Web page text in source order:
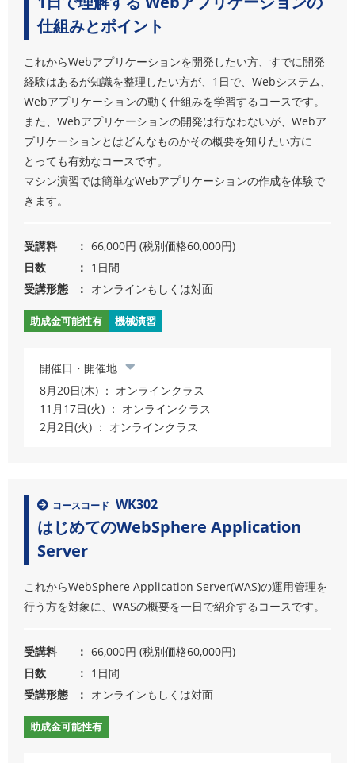
仕組みとポイント
これからWebアプリケーションを開発したい方、すでに開発
経験はあるが知識を整理したい方が、1日で、Webシステム、
Webアプリケーションの動く仕組みを学習するコースです。
また、Webアプリケーションの開発は行なわないが、Webア
プリケーションとはどんなものかその概要を知りたい方に
とっても有効なコースです。
マシン演習では簡単なWebアプリケーションの作成を体験で
きます。
受講料
66,000円 (税別価格60,000円)
日数
1日間
受講形態
オンラインもしくは対面
助成金可能性有 機械演習
開催日・開催地
8月20日(木) ： オンラインクラス
11月17日(火) ： オンラインクラス
2月2日(火) ： オンラインクラス
コースコード WK302
はじめてのWebSphere Application
Server
これからWebSphere Application Server(WAS)の運用管理を
行う方を対象に、WASの概要を一日で紹介するコースです。
受講料
66,000円 (税別価格60,000円)
日数
1日間
受講形態
オンラインもしくは対面
助成金可能性有